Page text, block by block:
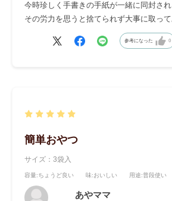
今時珍しく手書きの手紙が一緒に同封さ
その労力を思うと捨てられず大事に取っ
参考になった 0
簡単おやつ
サイズ：3袋入
容量:ちょうど良い 味:おいしい 用途:普段使い
あやママ